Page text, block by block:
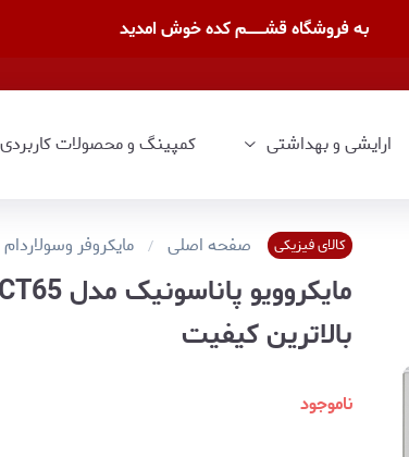
به فروشگاه قشــــــــم کده خوش امدید
ارایشی و بهداشتی کمپینگ و محصولات کاربردی
کالای فیزیکی صفحه اصلی مایکروفر وسولاردام
بالاترین کیفیت
ناموجود